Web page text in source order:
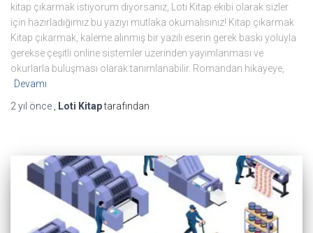
kitap çıkarmak istiyorum diyorsanız, Loti Kitap ekibi olarak sizler
için hazırladığımız bu yazıyı mutlaka okumalısınız! Kitap çıkarmak
Kitap çıkarmak, kaleme alınmış bir yazılı eserin gerek baskı yoluyla
gerekse çeşitli online sistemler üzerinden yayımlanması ve
okurlarla buluşması olarak tanımlanabilir. Romandan hikayeye,
Devamı
2 yıl önce , Loti Kitaptarafından